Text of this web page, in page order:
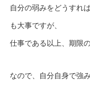
自分の弱みをどうすれ
も大事ですが、
仕事である以上、期限
なので、自分自身で強